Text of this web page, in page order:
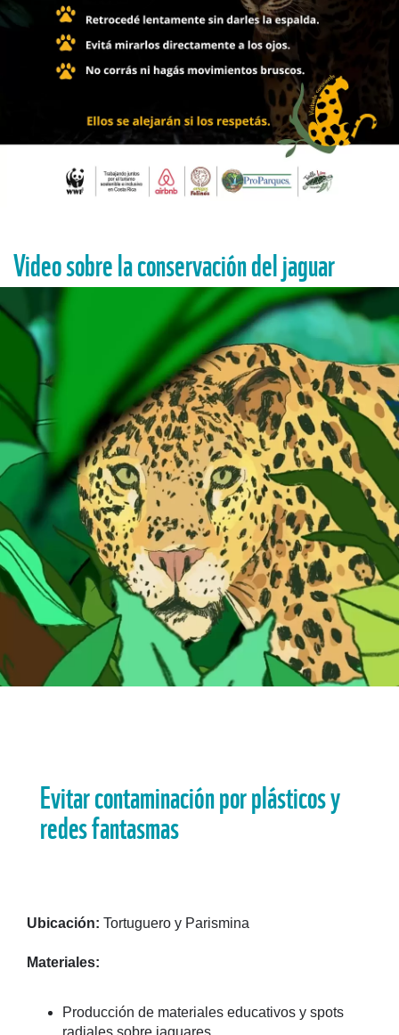
Video sobre la conservación del jaguar
Evitar contaminación por plásticos y
redes fantasmas​​
Ubicación: Tortuguero y Parismina​
Materiales:
Producción de materiales educativos y spots